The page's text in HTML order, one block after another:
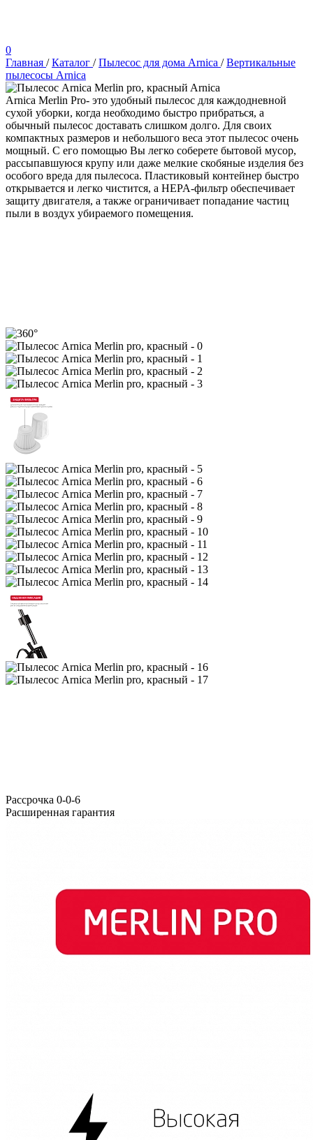
0
Главная / Каталог / Пылесос для дома Arnica / Вертикальные
пылесосы Arnica
Arnica
Arnica Merlin Pro- это удобный пылесос для каждодневной
сухой уборки, когда необходимо быстро прибраться, а
обычный пылесос доставать слишком долго. Для своих
компактных размеров и небольшого веса этот пылесос очень
мощный. С его помощью Вы легко соберете бытовой мусор,
рассыпавшуюся крупу или даже мелкие скобяные изделия без
особого вреда для пылесоса. Пластиковый контейнер быстро
открывается и легко чистится, а HEPA-фильтр обеспечивает
защиту двигателя, а также ограничивает попадание частиц
пыли в воздух убираемого помещения.
Расcрочка 0-0-6
Расширенная гарантия